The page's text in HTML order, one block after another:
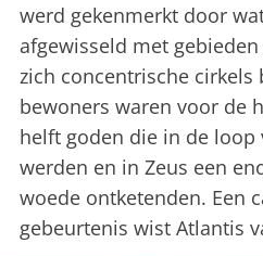
werd gekenmerkt door
afgewisseld met
zich concentrische cirkels
bewoners waren voor de
helft goden die in de
werden en in Zeus een
woede ontketenden. Een
gebeurtenis wist Atlantis